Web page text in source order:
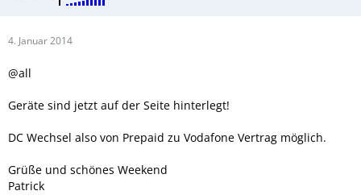
4. Januar 2014
@all
Geräte sind jetzt auf der Seite hinterlegt!
DC Wechsel also von Prepaid zu Vodafone Vertrag möglich.
Grüße und schönes Weekend
Patrick